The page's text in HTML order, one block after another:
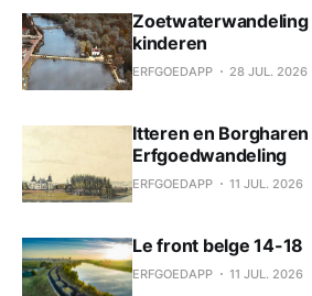
Zoetwaterwandeling
kinderen
ERFGOEDAPP 28 JUL. 2026
Itteren en
Erfgoedwandeling
ERFGOEDAPP 11 JUL. 2026
Le front belge 14-18
ERFGOEDAPP 11 JUL. 2026